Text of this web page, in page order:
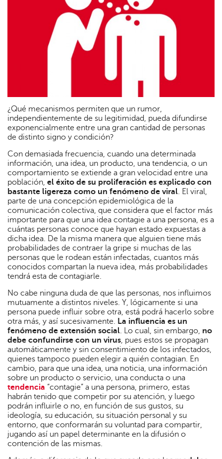
¿Qué mecanismos permiten que un rumor,
independientemente de su legitimidad, pueda difundirse
exponencialmente entre una gran cantidad de personas
de distinto signo y condición?
Con demasiada frecuencia, cuando una determinada
información, una idea, un producto, una tendencia, o un
comportamiento se extiende a gran velocidad entre una
población, el éxito de su proliferación es explicado con
bastante ligereza como un fenómeno de viral. El viral,
parte de una concepción epidemiológica de la
comunicación colectiva, que considera que el factor más
importante para que una idea contagie a una persona, es a
cuántas personas conoce que hayan estado expuestas a
dicha idea. De la misma manera que alguien tiene más
probabilidades de contraer la gripe si muchas de las
personas que le rodean están infectadas, cuantos más
conocidos compartan la nueva idea, más probabilidades
tendrá esta de contagiarle.
No cabe ninguna duda de que las personas, nos influimos
mutuamente a distintos niveles. Y, lógicamente si una
persona puede influir sobre otra, está podrá hacerlo sobre
otra más, y así sucesivamente. La influencia es un
fenómeno de extensión social. Lo cual, sin embargo, no
debe confundirse con un virus, pues estos se propagan
automáticamente y sin consentimiento de los infectados,
quienes tampoco pueden elegir a quién contagian. En
cambio, para que una idea, una noticia, una información
sobre un producto o servicio, una conducta o una
tendencia “contagie” a una persona, primero, estas
habrán tenido que competir por su atención, y luego
podrán influirle o no, en función de sus gustos, su
ideología, su educación, su situación personal y su
entorno, que conformarán su voluntad para compartir,
jugando así un papel determinante en la difusión o
contención de las mismas.